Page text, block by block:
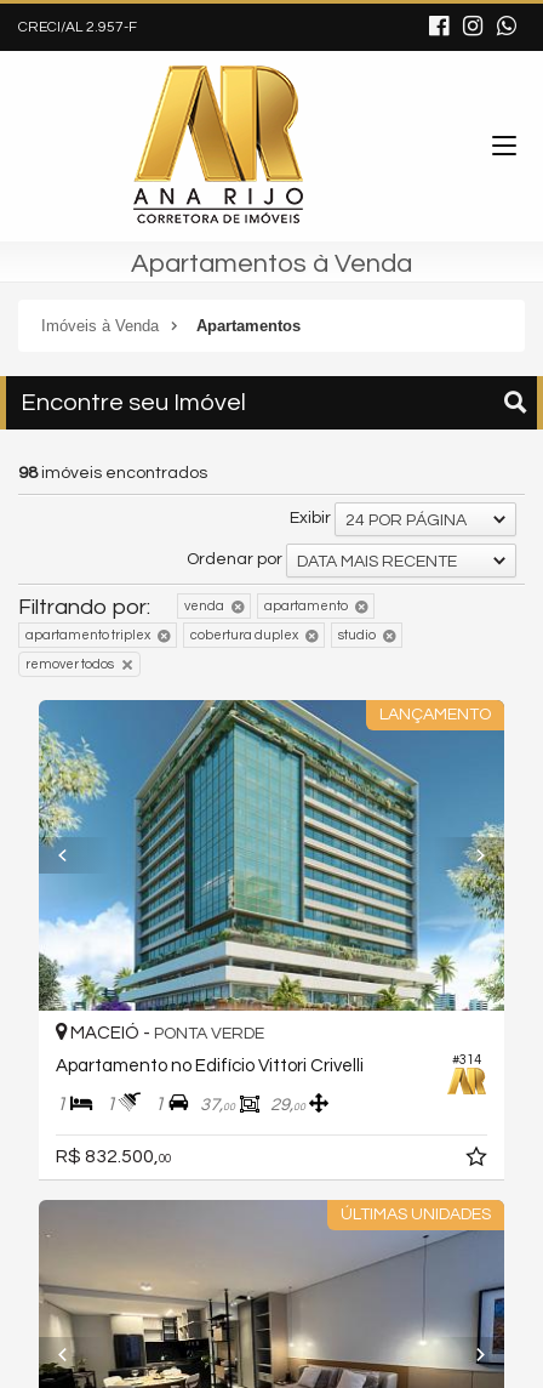
CRECI/AL 2.957-F
Apartamentos à Venda
Imóveis à Venda Apartamentos
Encontre seu Imóvel
98imóveis encontrados
Exibir 24 POR PÁGINA
Ordenar por DATA MAIS RECENTE
Filtrando por: venda apartamento
apartamento triplex cobertura duplex studio
remover todos
LANÇAMENTO
#314
MACEIÓ - PONTA VERDE
Apartamento no Edifício Vittori Crivelli
1 1 1 37,00 29,00
R$ 832.500, 00
ÚLTIMAS UNIDADES